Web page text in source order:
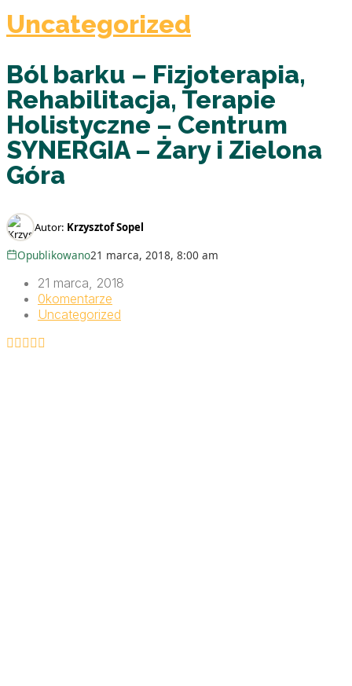
Uncategorized
Ból barku – Fizjoterapia,
Rehabilitacja, Terapie
Holistyczne – Centrum
SYNERGIA – Żary i Zielona
Góra
Autor: Krzysztof Sopel
Opublikowano21 marca, 2018, 8:00 am
21 marca, 2018
0komentarze
Uncategorized